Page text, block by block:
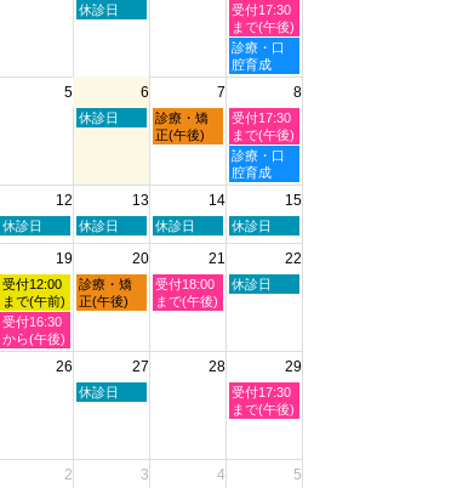
木
月
2026
休診日
土
曜
日,
8
月
2026
受付17:30
まで(午後)
土
曜
日,
月
1st
2026
診療・口
腔育成
5 6 7 8
木
月
2026
休診日
金
曜
月
2026
診療・矯
正(午後)
土
曜
日,
8
月
2026
受付17:30
まで(午後)
土
曜
日,
月
8th
診療・口
腔育成
12 13 14 15
水
曜
8
月
12th
2026
休診日
木
曜
8
月
13th
休診日
金
曜
8
月
14th
休診日
土
曜
8
月
休診日
19 20 21 22
水
曜
日,
8
月
受付12:00
まで(午前)
木
曜
月
2026
診療・矯
正(午後)
金
曜
月
受付18:00
まで(午後)
土
月
2026
休診日
水
曜
日,
受付16:30
から(午後)
26 27 28 29
木
月
休診日
土
曜
月
受付17:30
まで(午後)
2 3 4 5